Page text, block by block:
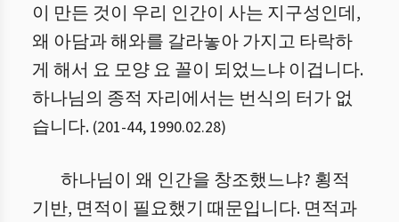
이 만든 것이 우리 인간이 사는 지구성인데,
왜 아담과 해와를 갈라놓아 가지고 타락하
게 해서 요 모양 요 꼴이 되었느냐 이겁니다.
하나님의 종적 자리에서는 번식의 터가 없
습니다. (201-44, 1990.02.28)
하나님이 왜 인간을 창조했느냐? 횡적
기반, 면적이 필요했기 때문입니다. 면적과